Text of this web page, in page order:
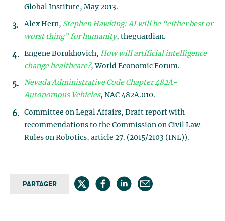
Global Institute, May 2013.
Alex Hern, Stephen Hawking: AI will be “either best or
worst thing” for humanity, theguardian.
Engene Borukhovich, How will artificial intelligence
change healthcare?, World Economic Forum.
Nevada Administrative Code Chapter 482A-
Autonomous Vehicles, NAC 482A.010.
Committee on Legal Affairs, Draft report with
recommendations to the Commission on Civil Law
Rules on Robotics, article 27. (2015/2103 (INL)).
PARTAGER